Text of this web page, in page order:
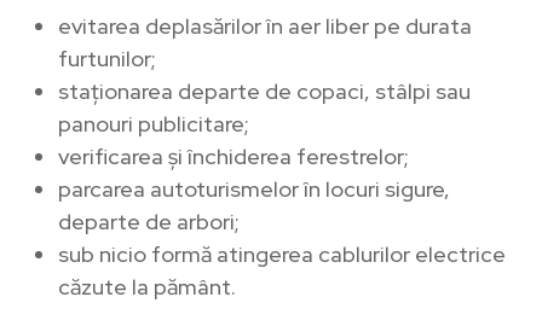
evitarea deplasărilor în aer liber pe durata
furtunilor;
staționarea departe de copaci, stâlpi sau
panouri publicitare;
verificarea și închiderea ferestrelor;
parcarea autoturismelor în locuri sigure,
departe de arbori;
sub nicio formă atingerea cablurilor electrice
căzute la pământ.